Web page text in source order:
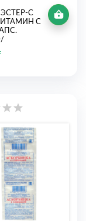
ЭСТЕР-С
С